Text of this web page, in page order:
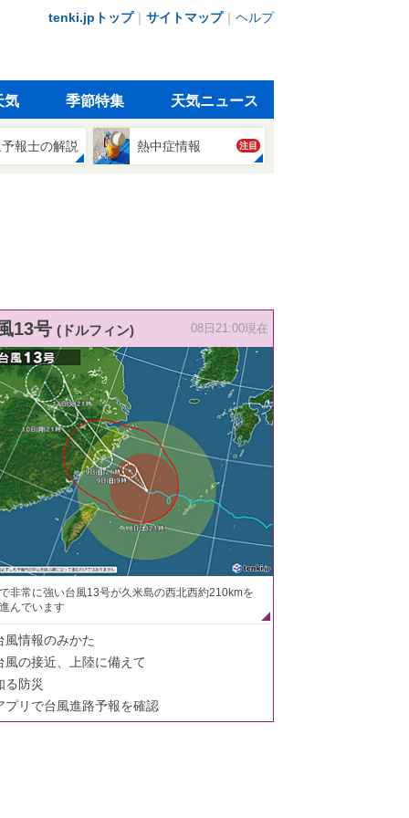
tenki.jpトップ｜ サイトマップ｜ ヘルプ
気 季節特集 天気ニュース
報士の解説 熱中症情報 注目
13号 (ドルフィン) 08日21:00現在
非常に強い台風13号が久米島の西北西約210kmを
んでいます
風情報のみかた
風の接近、上陸に備えて
る防災
プリで台風進路予報を確認